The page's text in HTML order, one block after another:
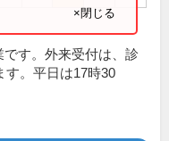
×閉じる
です。外来受付は、診
す。平日は17時30